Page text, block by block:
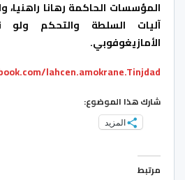
المؤسسات الحاكمة رهانا
آليات السلطة والتحكم
الأمازيغوفوبي.
lahcen.amokrane.Tinjdad
شارك هذا الموضوع:
المزيد
مرتبط